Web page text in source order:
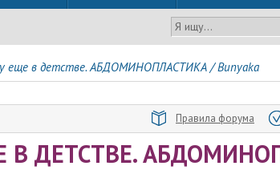
Я ищу...
еще в детстве. АБДОМИНОПЛАСТИКА / Bunyaka
Правила форума
В ДЕТСТВЕ.